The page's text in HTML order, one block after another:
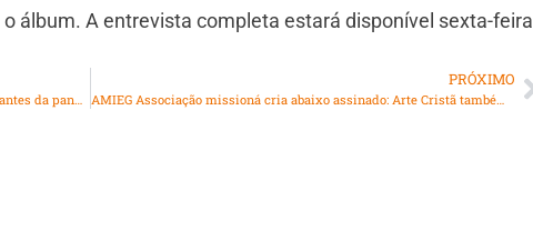
álbum. A entrevista completa estará disponível sexta-feira
Fernando Pennafort fala da carreira e de canção escrita antes da pandemia que retrata atualidade
PRÓXIMO
AMIEG Associação missioná cria abaixo assinado: Arte Cristã também é cultura